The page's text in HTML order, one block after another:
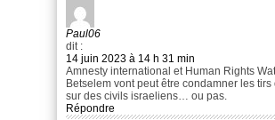
Paul06
dit :
14 juin 2023 à 14 h 31 min
Amnesty international et Human Rights
Betselem vont peut être condamner les
sur des civils israeliens… ou pas.
Répondre